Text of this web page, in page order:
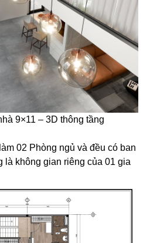
9×11 – 3D thông tầng
02 Phòng ngủ và đều có ban
là không gian riêng của 01 gia